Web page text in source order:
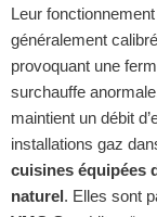
Leur
généralement
provoquant une
surchauffe
maintient un débit
installations gaz
cuisines équipées
naturel . Elles sont